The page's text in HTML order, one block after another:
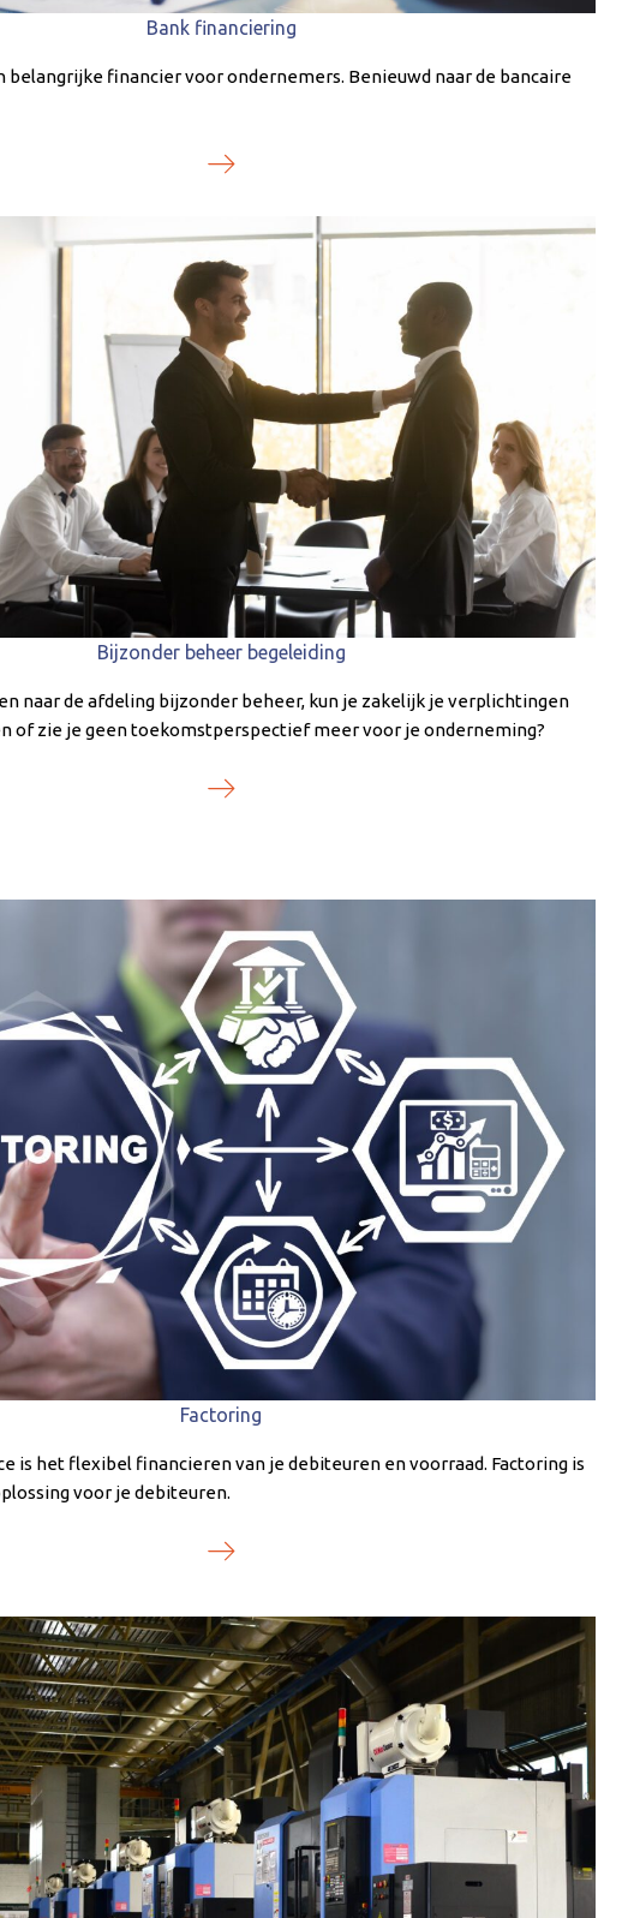
Bank financiering
belangrijke financier voor ondernemers. Benieuwd naar de bancaire
Bijzonder beheer begeleiding
naar de afdeling bijzonder beheer, kun je zakelijk je verplichtingen
of zie je geen toekomstperspectief meer voor je onderneming?
Factoring
is het flexibel financieren van je debiteuren en voorraad. Factoring is
voor je debiteuren.